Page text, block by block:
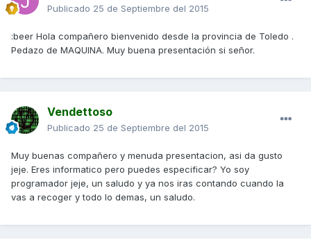
Publicado 25 de Septiembre del 2015
:beer Hola compañero bienvenido desde la provincia de Toledo .
Pedazo de MAQUINA. Muy buena presentación si señor.
Vendettoso
Publicado 25 de Septiembre del 2015
Muy buenas compañero y menuda presentacion, asi da gusto
jeje. Eres informatico pero puedes especificar? Yo soy
programador jeje, un saludo y ya nos iras contando cuando la
vas a recoger y todo lo demas, un saludo.